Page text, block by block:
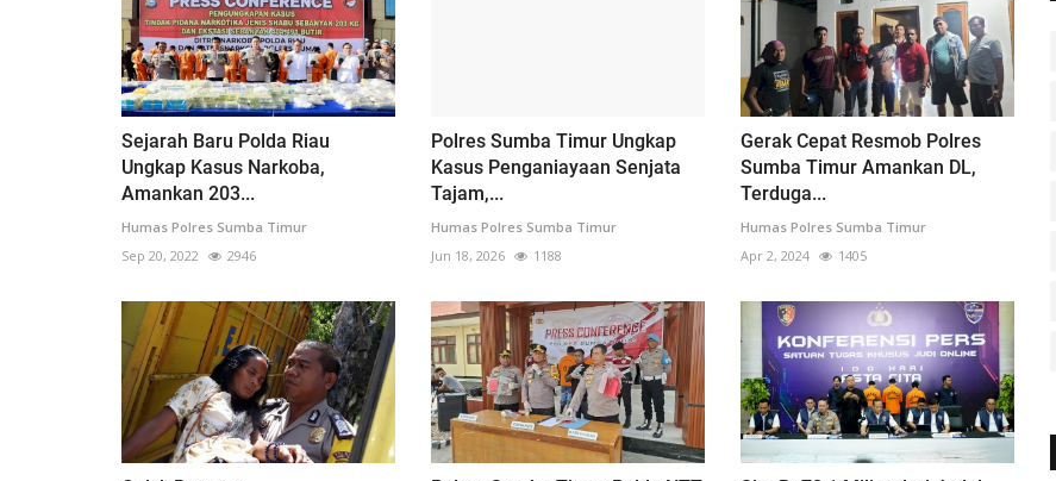
Sejarah Baru Polda Riau
Ungkap Kasus Narkoba,
Amankan 203...
Humas Polres Sumba Timur
Sep 20, 2022
2946
Polres Sumba Timur Ungkap
Kasus Penganiayaan Senjata
Tajam,...
Humas Polres Sumba Timur
Jun 18, 2026
1188
Gerak Cepat Resmob Polres
Sumba Timur Amankan DL,
Terduga...
Humas Polres Sumba Timur
Apr 2, 2024
1405